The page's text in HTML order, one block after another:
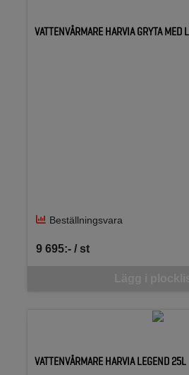
VATTENVÄRMARE HARVIA GRYTA MED
Beställningsvara
9 695:- / st
SEK per ST
VATTENVÄRMARE HARVIA LEGEND 25L